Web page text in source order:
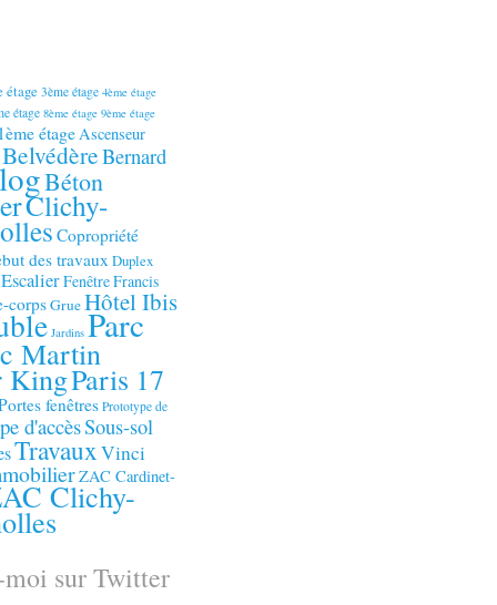
étage 3ème étage 4ème étage
étage 8ème étage 9ème étage
étageAscenseur
BelvédèreBernard
Béton
Clichy-
Copropriété
des travauxDuplex
EscalierFenêtreFrancis
corpsGrueHôtel Ibis
Jardins Parc
Martin
KingParis 17
fenêtres Prototype de
d'accèsSous-sol
TravauxVinci
ZAC Cardinet-
Clichy-
sur Twitter